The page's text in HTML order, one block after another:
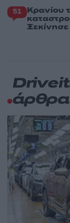
51 Κρανίου
άρθρα